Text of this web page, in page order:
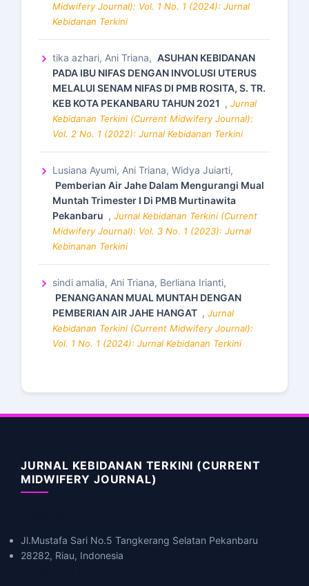
Midwifery Journal): Vol. 1 No. 1 (2024): Jurnal
Kebidanan Terkini
tika azhari, Ani Triana, ASUHAN KEBIDANAN
PADA IBU NIFAS DENGAN INVOLUSI UTERUS
MELALUI SENAM NIFAS DI PMB ROSITA, S. TR.
KEB KOTA PEKANBARU TAHUN 2021 , Jurnal
Kebidanan Terkini (Current Midwifery Journal):
Vol. 2 No. 1 (2022): Jurnal Kebidanan Terkini
Lusiana Ayumi, Ani Triana, Widya Juiarti,
Pemberian Air Jahe Dalam Mengurangi Mual
Muntah Trimester I Di PMB Murtinawita
Pekanbaru , Jurnal Kebidanan Terkini (Current
Midwifery Journal): Vol. 3 No. 1 (2023): Jurnal
Kebinanan Terkini
sindi amalia, Ani Triana, Berliana Irianti,
PENANGANAN MUAL MUNTAH DENGAN
PEMBERIAN AIR JAHE HANGAT , Jurnal
Kebidanan Terkini (Current Midwifery Journal):
Vol. 1 No. 1 (2024): Jurnal Kebidanan Terkini
JURNAL KEBIDANAN TERKINI (CURRENT
MIDWIFERY JOURNAL)
Jl.Mustafa Sari No.5 Tangkerang Selatan Pekanbaru
28282, Riau, Indonesia